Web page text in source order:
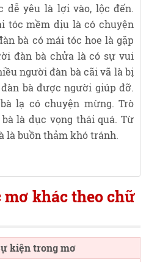
dễ yêu là lợi vào, lộc đến.
tóc mềm dịu là có chuyện
bà có mái tóc hoe là gặp
đàn bà chửa là có sự vui
người đàn bà cãi vã là bị
bà được người giúp đỡ.
lạ có chuyện mừng. Trò
là dục vọng thái quá. Từ
là buồn thảm khó tránh.
mơ khác theo chữ
kiện trong mơ